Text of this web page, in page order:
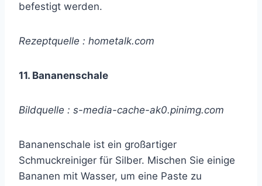
befestigt werden.
Rezeptquelle : hometalk.com
11. Bananenschale
Bildquelle : s-media-cache-ak0.pinimg.com
Bananenschale ist ein großartiger
Schmuckreiniger für Silber. Mischen Sie einige
Bananen mit Wasser, um eine Paste zu